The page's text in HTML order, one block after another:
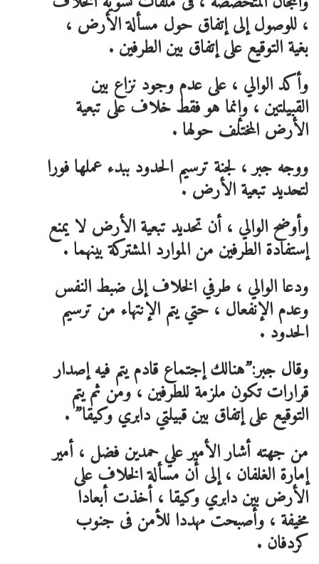
، للوصول إلى إتفاق حول مسألة الأرض ،
بغية التوقيع على إتفاق بين الطرفين .
وأكد الوالي ، على عدم وجود نزاع بين
القبيلتين ، وإنما هو فقط خلاف على تبعية
الأرض المختلف حولها .
ووجه جبر ، لجنة ترسيم الحدود ببدء عملها فورا
لتحديد تبعية الأرض .
وأوضح الوالي ، أن تحديد تبعية الأرض لا يمنع
إستفادة الطرفين من الموارد المشتركة بينهما .
ودعا الوالي ، طرفي الخلاف إلى ضبط النفس
وعدم الإنفعال ، حتي يتم الإنتهاء من ترسيم
الحدود .
وقال جبر:”هنالك إجتماع قادم يتم فيه إصدار
قرارات تكون ملزمة للطرفين ، ومن ثم يتم
التوقيع على إتفاق بين قبيلتي دابري وكيقا” .
من جهته أشار الأمير علي حمدين فضل ، أمير
إمارة الغلفان ، إلى أن مسألة الخلاف على
الأرض بين دابري وكيقا ، أخذت أبعادا
مخيفة ، وأصبحت مهددا للأمن فى جنوب
كردفان .